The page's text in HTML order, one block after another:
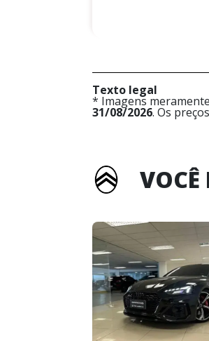
Texto legal
* Imagens
31/08/2026. Os
VOCÊ